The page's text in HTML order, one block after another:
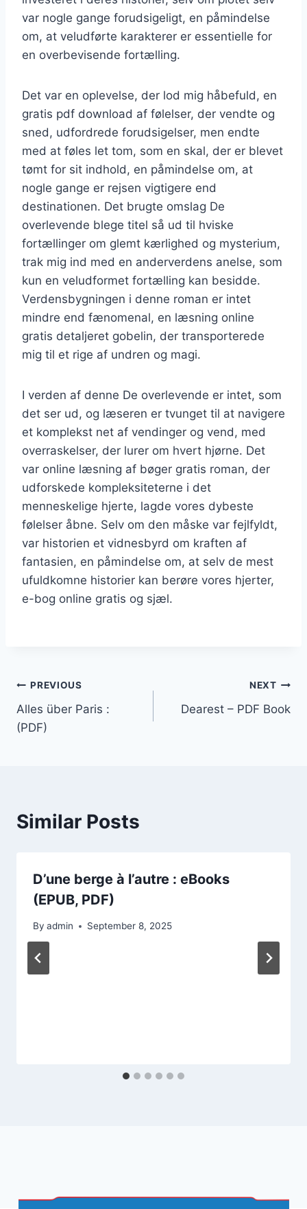
var nogle gange forudsigeligt, en påmindelse
om, at veludførte karakterer er essentielle for
en overbevisende fortælling.
Det var en oplevelse, der lod mig håbefuld, en
gratis pdf download af følelser, der vendte og
sned, udfordrede forudsigelser, men endte
med at føles let tom, som en skal, der er blevet
tømt for sit indhold, en påmindelse om, at
nogle gange er rejsen vigtigere end
destinationen. Det brugte omslag De
overlevende blege titel så ud til hviske
fortællinger om glemt kærlighed og mysterium,
trak mig ind med en anderverdens anelse, som
kun en veludformet fortælling kan besidde.
Verdensbygningen i denne roman er intet
mindre end fænomenal, en læsning online
gratis detaljeret gobelin, der transporterede
mig til et rige af undren og magi.
I verden af denne De overlevende er intet, som
det ser ud, og læseren er tvunget til at navigere
et komplekst net af vendinger og vend, med
overraskelser, der lurer om hvert hjørne. Det
var online læsning af bøger gratis roman, der
udforskede kompleksiteterne i det
menneskelige hjerte, lagde vores dybeste
følelser åbne. Selv om den måske var fejlfyldt,
var historien et vidnesbyrd om kraften af
fantasien, en påmindelse om, at selv de mest
ufuldkomne historier kan berøre vores hjerter,
e-bog online gratis og sjæl.
PREVIOUS
Alles über Paris :
(PDF)
NEXT
Dearest – PDF Book
Similar Posts
D’une berge à l’autre : eBooks
(EPUB, PDF)
By admin September 8, 2025